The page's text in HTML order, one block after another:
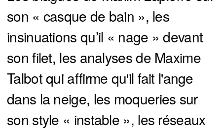
son « casque de bain », les
insinuations qu’il « nage » devant
son filet, les analyses de Maxime
Talbot qui affirme qu'il fait l'ange
dans la neige, les moqueries sur
son style « instable », les réseaux